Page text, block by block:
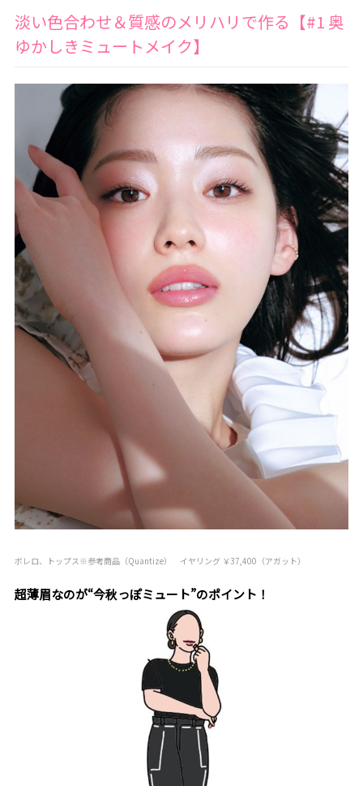
淡い色合わせ＆質感のメリハリで作る【#1 奥
ゆかしきミュートメイク】
ボレロ、トップス※参考商品（Quantize） イヤリング ￥37,400（アガット）
超薄眉なのが“今秋っぽミュート”のポイント！